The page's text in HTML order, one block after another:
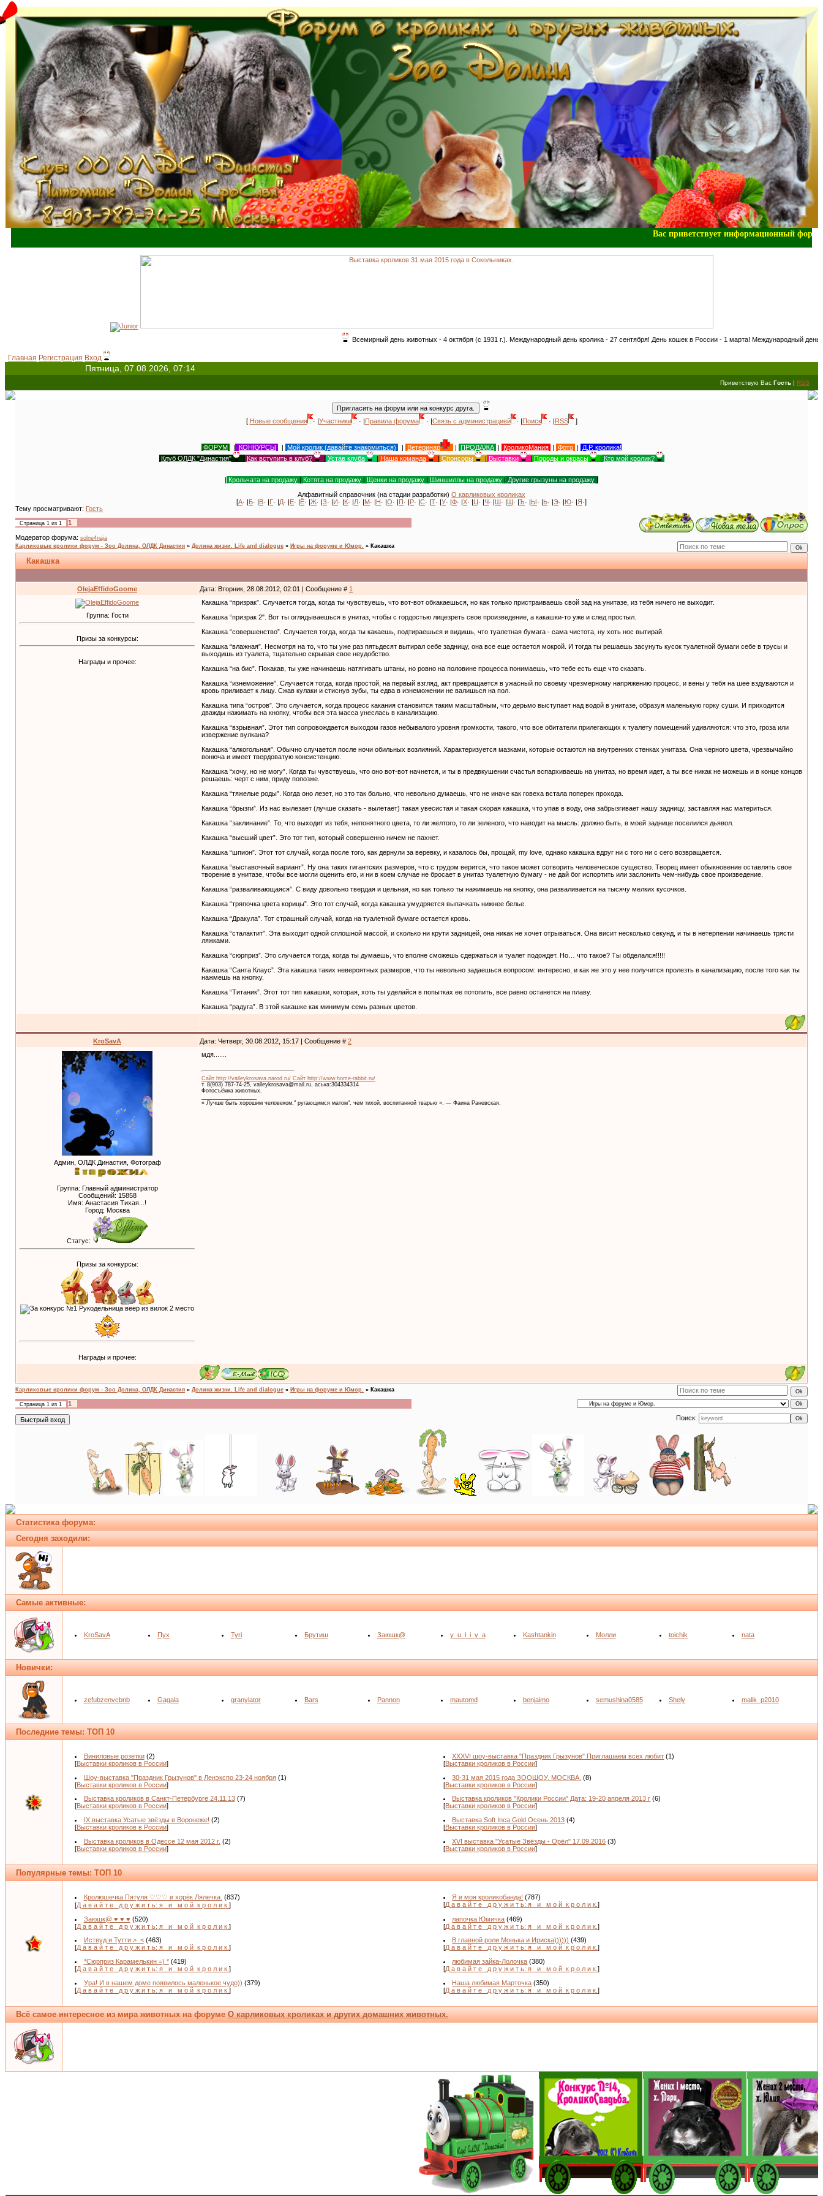
Вас приветствует информационный форум
Всемирный день животных - 4 октября (с 1931 г.). Международный день кролика - 27 сентября! День кошек в России - 1 марта! Международный день собак -
Главная Регистрация Вход
Пятница, 07.08.2026, 07:14
Приветствую Вас Гость | RSS
[ Новые сообщения · |Участники · |Правила форума · |Связь с администрацией · |Поиск · |RSS ]
ФОРУМ | КОНКУРСЫ | Мой кролик (давайте знакомиться) | Ветеринар | ПРОДАЖА | КроликоМания | Фото |
Д.Р. кролика!
Клуб ОЛДК "Династия"
| Как вступить в клуб? | Устав клуба | Наша команда | Спонсоры | Выставки | Породы и окрасы | Кто мой кролик?
| Крольчата на продажу | Котята на продажу | Щенки на продажу | Шиншиллы на продажу | Другие грызуны на продажу |
Алфавитный справочник (на стадии разработки) О карликовых кроликах
[А· |Б· |В· |Г· |Д· |Е· |Ё· |Ж· |З· |И· |К· |Л· |М· |Н· |О· |П· |Р· |С· |Т· |У· |Ф· |Х· |Ц· |Ч· |Ш· |Щ· |Ъ· |Ы· |Ь· |Э· |Ю· |Я·]
Тему просматривают: Гость
Страница 1 из 1
1
Модератор форума: solne4naja
Карликовые кролики форум - Зоо Долина, ОЛДК Династия » Долина жизни. Life and dialogue » Игры на форуме и Юмор. » Какашка
Какашка
OlejaEffidoGoome Дата: Вторник, 28.08.2012, 02:01 | Сообщение # 1
Группа: Гости
Призы за конкурсы:
Награды и прочее:
Какашка “призрак”. Случается тогда, когда ты чувствуешь, что вот-вот обкакаешься, но как только пристраиваешь свой зад на унитазе, из тебя ничего не выходит.
Какашка “призрак 2". Вот ты оглядываешься в унитаз, чтобы с гордостью лицезреть свое произведение, а какашки-то уже и след простыл.
Какашка “совершенство”. Случается тогда, когда ты какаешь, подтираешься и видишь, что туалетная бумага - сама чистота, ну хоть нос вытирай.
Какашка “влажная”. Несмотря на то, что ты уже раз пятьдесят вытирал себе задницу, она все еще остается мокрой. И тогда ты решаешь засунуть кусок туалетной бумаги себе в трусы и
выходишь из туалета, тщательно скрывая свое неудобство.
Какашка “на бис”. Покакав, ты уже начинаешь натягивать штаны, но ровно на половине процесса понимаешь, что тебе есть еще что сказать.
Какашка “изнеможение”. Случается тогда, когда простой, на первый взгляд, акт превращается в ужасный по своему чрезмерному напряжению процесс, и вены у тебя на шее вздуваются и
кровь приливает к лицу. Сжав кулаки и стиснув зубы, ты едва в изнеможении не валишься на пол.
Какашка типа “остров”. Это случается, когда процесс какания становится таким масштабным, что дерьмо выступает над водой в унитазе, образуя маленькую горку суши. И приходится
дважды нажимать на кнопку, чтобы вся эта масса унеслась в канализацию.
Какашка “взрывная”. Этот тип сопровождается выходом газов небывалого уровня громкости, такого, что все обитатели прилегающих к туалету помещений удивляются: что это, гроза или
извержение вулкана?
Какашка “алкогольная”. Обычно случается после ночи обильных возлияний. Характеризуется мазками, которые остаются на внутренних стенках унитаза. Она черного цвета, чрезвычайно
вонюча и имеет твердоватую консистенцию.
Какашка “хочу, но не могу”. Когда ты чувствуешь, что оно вот-вот начнется, и ты в предвкушении счастья вспархиваешь на унитаз, но время идет, а ты все никак не можешь и в конце концов
решаешь: черт с ним, приду попозже.
Какашка “тяжелые роды”. Когда оно лезет, но это так больно, что невольно думаешь, что не иначе как говеха встала поперек прохода.
Какашка “брызги”. Из нас вылезает (лучше сказать - вылетает) такая увесистая и такая скорая какашка, что упав в воду, она забрызгивает нашу задницу, заставляя нас материться.
Какашка “заклинание”. То, что выходит из тебя, непонятного цвета, то ли желтого, то ли зеленого, что наводит на мысль: должно быть, в моей заднице поселился дьявол.
Какашка “высший цвет”. Это тот тип, который совершенно ничем не пахнет.
Какашка “шпион”. Этот тот случай, когда после того, как дернули за веревку, и казалось бы, прощай, my love, однако какашка вдруг ни с того ни с сего возвращается.
Какашка “выставочный вариант”. Ну она таких гигантских размеров, что с трудом верится, что такое может сотворить человеческое существо. Творец имеет обыкновение оставлять свое
творение в унитазе, чтобы все могли оценить его, и ни в коем случае не бросает в унитаз туалетную бумагу - не дай бог испортить или заслонить чем-нибудь свое произведение.
Какашка “разваливающаяся”. С виду довольно твердая и цельная, но как только ты нажимаешь на кнопку, она разваливается на тысячу мелких кусочков.
Какашка “тряпочка цвета корицы”. Это тот случай, когда какашка умудряется выпачкать нижнее белье.
Какашка “Дракула”. Тот страшный случай, когда на туалетной бумаге остается кровь.
Какашка “сталактит”. Эта выходит одной сплошной массой, и сколько ни крути задницей, она никак не хочет отрываться. Она висит несколько секунд, и ты в нетерпении начинаешь трясти
ляжками.
Какашка “сюрприз”. Это случается тогда, когда ты думаешь, что вполне сможешь сдержаться и туалет подождет. Но… что такое? Ты обделался!!!!!
Какашка “Санта Клаус”. Эта какашка таких невероятных размеров, что ты невольно задаешься вопросом: интересно, и как же это у нее получится пролезть в канализацию, после того как ты
нажмешь на кнопку.
Какашка “Титаник”. Этот тот тип какашки, которая, хоть ты уделайся в попытках ее потопить, все равно останется на плаву.
Какашка “радуга”. В этой какашке как минимум семь разных цветов.
KroSavA Дата: Четверг, 30.08.2012, 15:17 | Сообщение # 2
Админ, ОЛДК Династия, Фотограф
Группа: Главный администратор
Сообщений: 15858
Имя: Анастасия Тихая...!
Город: Москва
Статус:
Призы за конкурсы:
Награды и прочее:
мдя.......
Сайт http://valleykrosava.narod.ru/ Сайт http://www.home-rabbit.ru/
т. 8(903) 787-74-25, valleykrosava@mail.ru, аська:304334314
Фотосъёмка животных.
« Лучше быть хорошим человеком," ругающимся матом", чем тихой, воспитанной тварью ». — Фаина Раневская.
Карликовые кролики форум - Зоо Долина, ОЛДК Династия » Долина жизни. Life and dialogue » Игры на форуме и Юмор. » Какашка
Страница 1 из 1
1
Поиск:
Статистика форума:
Сегодня заходили:
Самые активные:
KroSavA Пух Tyri Брутиш Заюшк@ y_u_l_i_y_a Kashtankin Молли toichik nata
Новички:
zefubzenvcbnb Gagala granylator Bars Pannon mautomd benjaimo semushina0585 Shely malik_p2010
Последние темы: ТОП 10
Виниловые розетки (2)
[Выставки кроликов в России]
XXXVI шоу-выставка "Праздник Грызунов" Приглашаем всех любит (1)
[Выставки кроликов в России]
Шоу-выставка "Праздник Грызунов" в Ленэкспо 23-24 ноября (1)
[Выставки кроликов в России]
30-31 мая 2015 года ЗООШОУ. МОСКВА. (8)
[Выставки кроликов в России]
Выставка кроликов в Санкт-Петербурге 24.11.13 (7)
[Выставки кроликов в России]
Выставка кроликов "Кролики России" Дата: 19-20 апреля 2013 г (6)
[Выставки кроликов в России]
IX выставка Усатые звёзды в Воронеже! (2)
[Выставки кроликов в России]
Выставка Soft Inca Gold Осень 2013 (4)
[Выставки кроликов в России]
Выставка кроликов в Одессе 12 мая 2012 г. (2)
[Выставки кроликов в России]
XVI выставка "Усатые Звёзды - Орёл" 17.09.2016 (3)
[Выставки кроликов в России]
Популярные темы: ТОП 10
Кролюшечка Пятуля ♡♡♡ и хорёк Лялечка. (837)
[Д а в а й т е _д р у ж и т ь: я _и_ м о й_к р о л и к. ]
Я и моя кроликобанда! (787)
[Д а в а й т е _д р у ж и т ь: я _и_ м о й_к р о л и к. ]
Заюшк@ ♥ ♥ ♥ (520)
[Д а в а й т е _д р у ж и т ь: я _и_ м о й_к р о л и к. ]
лапочка Юмичка (469)
[Д а в а й т е _д р у ж и т ь: я _и_ м о й_к р о л и к. ]
Иствуд и Тутти >_< (463)
[Д а в а й т е _д р у ж и т ь: я _и_ м о й_к р о л и к. ]
В главной роли Монька и Ириска)))))) (439)
[Д а в а й т е _д р у ж и т ь: я _и_ м о й_к р о л и к. ]
*Сюрприз Карамелькин =) * (419)
[Д а в а й т е _д р у ж и т ь: я _и_ м о й_к р о л и к. ]
любимая зайка-Лолочка (380)
[Д а в а й т е _д р у ж и т ь: я _и_ м о й_к р о л и к. ]
Ура! И в нашем доме появилось маленькое чудо)) (379)
[Д а в а й т е _д р у ж и т ь: я _и_ м о й_к р о л и к. ]
Наша любимая Марточка (350)
[Д а в а й т е _д р у ж и т ь: я _и_ м о й_к р о л и к. ]
Всё самое интересное из мира животных на форумеО карликовых кроликах и других домашних животных.